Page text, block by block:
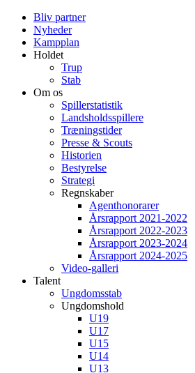
Bliv partner
Nyheder
Kampplan
Holdet
Trup
Stab
Om os
Spillerstatistik
Landsholdsspillere
Træningstider
Presse & Scouts
Historien
Bestyrelse
Strategi
Regnskaber
Agenthonorarer
Årsrapport 2021-2022
Årsrapport 2022-2023
Årsrapport 2023-2024
Årsrapport 2024-2025
Video-galleri
Talent
Ungdomsstab
Ungdomshold
U19
U17
U15
U14
U13